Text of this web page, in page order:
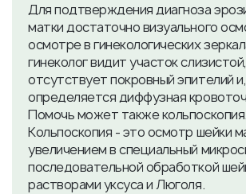
Для подтверждения диагноза
матки достаточно визуального
осмотре в гинекологических
гинеколог видит участок
отсутствует покровный эпителий
определяется диффузная
Помочь может также кольпоскопия.
Кольпоскопия - это осмотр шейки
увеличением в специальный
последовательной обработкой
растворами уксуса и Люголя.